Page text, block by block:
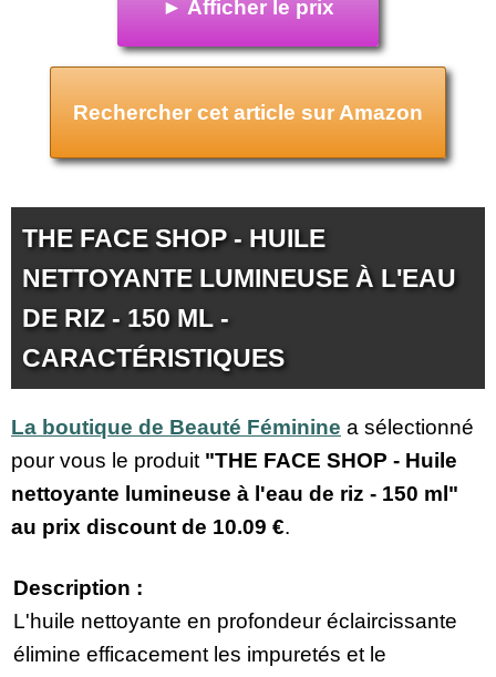
► Afficher le prix
Rechercher cet article sur Amazon
THE FACE SHOP - HUILE
NETTOYANTE LUMINEUSE À L'EAU
DE RIZ - 150 ML -
CARACTÉRISTIQUES
La boutique de Beauté Féminine a sélectionné
pour vous le produit "THE FACE SHOP - Huile
nettoyante lumineuse à l'eau de riz - 150 ml"
au prix discount de 10.09 €.
Description :
L'huile nettoyante en profondeur éclaircissante
élimine efficacement les impuretés et le